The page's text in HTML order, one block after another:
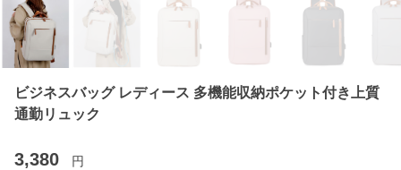
ビジネスバッグ レディース 多機能収納ポケット付き上質
通勤リュック
3,380 円